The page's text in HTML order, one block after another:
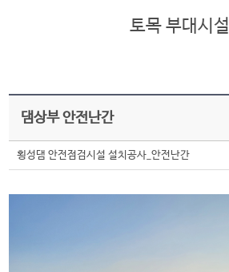
토목 부대시설
댐상부 안전난간
횡성댐 안전점검시설 설치공사_안전난간